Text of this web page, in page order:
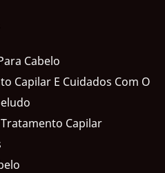
Cabelo
Capilar E Cuidados Com O
Capilar